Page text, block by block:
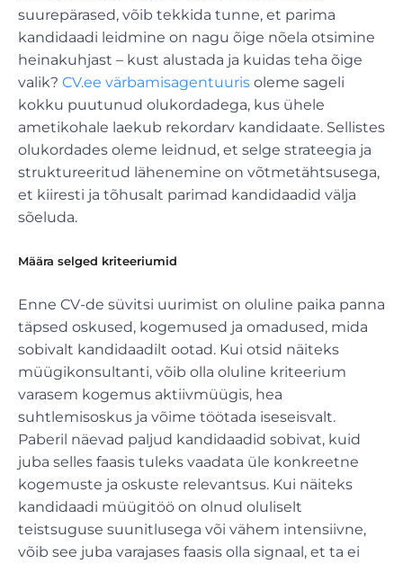
suurepärased, võib tekkida tunne, et parima
kandidaadi leidmine on nagu õige nõela otsimine
heinakuhjast – kust alustada ja kuidas teha õige
valik? CV.ee värbamisagentuuris oleme sageli
kokku puutunud olukordadega, kus ühele
ametikohale laekub rekordarv kandidaate. Sellistes
olukordades oleme leidnud, et selge strateegia ja
struktureeritud lähenemine on võtmetähtsusega,
et kiiresti ja tõhusalt parimad kandidaadid välja
sõeluda.
Määra selged kriteeriumid
Enne CV-de süvitsi uurimist on oluline paika panna
täpsed oskused, kogemused ja omadused, mida
sobivalt kandidaadilt ootad. Kui otsid näiteks
müügikonsultanti, võib olla oluline kriteerium
varasem kogemus aktiivmüügis, hea
suhtlemisoskus ja võime töötada iseseisvalt.
Paberil näevad paljud kandidaadid sobivat, kuid
juba selles faasis tuleks vaadata üle konkreetne
kogemuste ja oskuste relevantsus. Kui näiteks
kandidaadi müügitöö on olnud oluliselt
teistsuguse suunitlusega või vähem intensiivne,
võib see juba varajases faasis olla signaal, et ta ei